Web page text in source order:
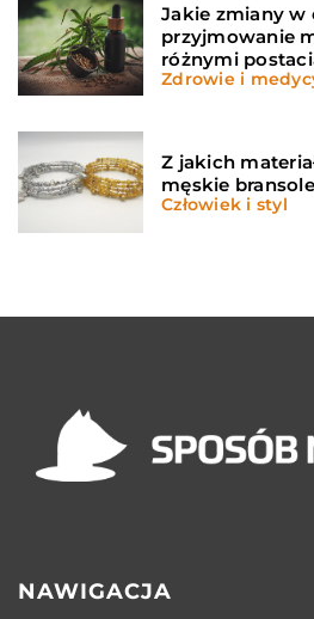
Jakie zmiany w
przyjmowanie
różnymi
Zdrowie i
Z jakich
męskie
Człowiek i styl
NAWIGACJA